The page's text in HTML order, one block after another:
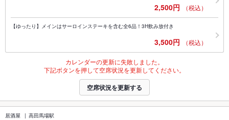
2,500円 （税込）
【ゆったり】メインはサーロインステーキを含む全6品！3H飲み放付き
3,500円 （税込）
カレンダーの更新に失敗しました。
下記ボタンを押して空席状況を更新してください。
空席状況を更新する
居酒屋 高田馬場駅